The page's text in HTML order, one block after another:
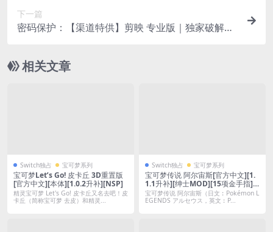
下一篇
密码保护：【渠道特供】剪映 专业版｜独家破解｜
相关文章
Switch独占 宝可梦系列
宝可梦Let’s Go! 皮卡丘 3D重置版
[官方中文][本体][1.0.2升补][NSP]
精灵宝可梦 Let's Go! 皮卡丘又名去吧！皮
卡丘（简称宝可梦 去皮）和精灵...
Switch独占 宝可梦系列
宝可梦传说 阿尔宙斯[官方中文][1.
1.1升补][绅士MOD][15项金手指]
[NSP]
宝可梦传说 阿尔宙斯（日文︰Pokémon L
EGENDS アルセウス，英文︰P...